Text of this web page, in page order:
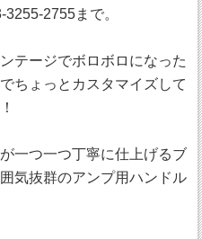
2755まで。
テージでボロボロになった
ちょっとカスタマイズして
一つ一つ丁寧に仕上げるブ
気抜群のアンプ用ハンドル